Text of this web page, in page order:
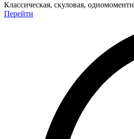
Классическая, скуловая,
Перейти